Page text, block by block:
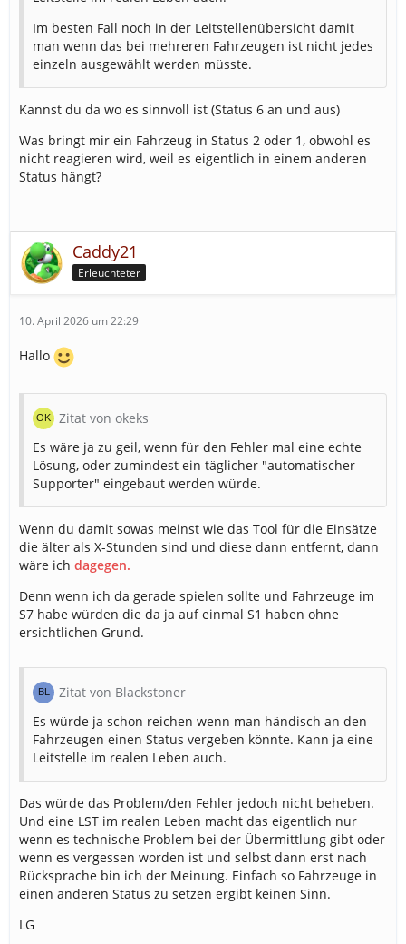
Im besten Fall noch in der Leitstellenübersicht damit
man wenn das bei mehreren Fahrzeugen ist nicht jedes
einzeln ausgewählt werden müsste.
Kannst du da wo es sinnvoll ist (Status 6 an und aus)
Was bringt mir ein Fahrzeug in Status 2 oder 1, obwohl es
nicht reagieren wird, weil es eigentlich in einem anderen
Status hängt?
Caddy21
Erleuchteter
10. April 2026 um 22:29
Hallo
Zitat von okeks
Es wäre ja zu geil, wenn für den Fehler mal eine echte
Lösung, oder zumindest ein täglicher "automatischer
Supporter" eingebaut werden würde.
Wenn du damit sowas meinst wie das Tool für die Einsätze
die älter als X-Stunden sind und diese dann entfernt, dann
wäre ich dagegen.
Denn wenn ich da gerade spielen sollte und Fahrzeuge im
S7 habe würden die da ja auf einmal S1 haben ohne
ersichtlichen Grund.
Zitat von Blackstoner
Es würde ja schon reichen wenn man händisch an den
Fahrzeugen einen Status vergeben könnte. Kann ja eine
Leitstelle im realen Leben auch.
Das würde das Problem/den Fehler jedoch nicht beheben.
Und eine LST im realen Leben macht das eigentlich nur
wenn es technische Problem bei der Übermittlung gibt oder
wenn es vergessen worden ist und selbst dann erst nach
Rücksprache bin ich der Meinung. Einfach so Fahrzeuge in
einen anderen Status zu setzen ergibt keinen Sinn.
LG